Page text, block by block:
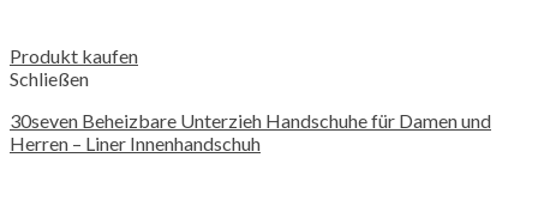
Produkt kaufen
Schließen
30seven Beheizbare Unterzieh Handschuhe für Damen und
Herren – Liner Innenhandschuh